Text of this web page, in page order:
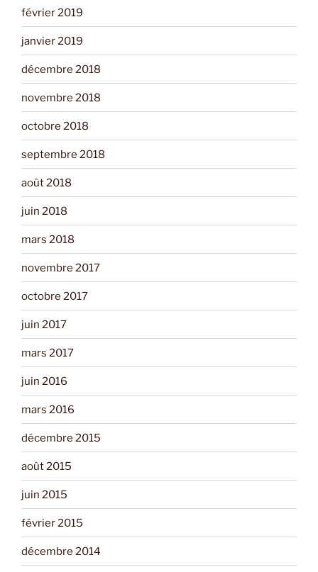
février 2019
janvier 2019
décembre 2018
novembre 2018
octobre 2018
septembre 2018
août 2018
juin 2018
mars 2018
novembre 2017
octobre 2017
juin 2017
mars 2017
juin 2016
mars 2016
décembre 2015
août 2015
juin 2015
février 2015
décembre 2014